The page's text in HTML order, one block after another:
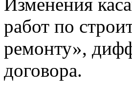
Изменения
работ по
ремонту»,
договора.